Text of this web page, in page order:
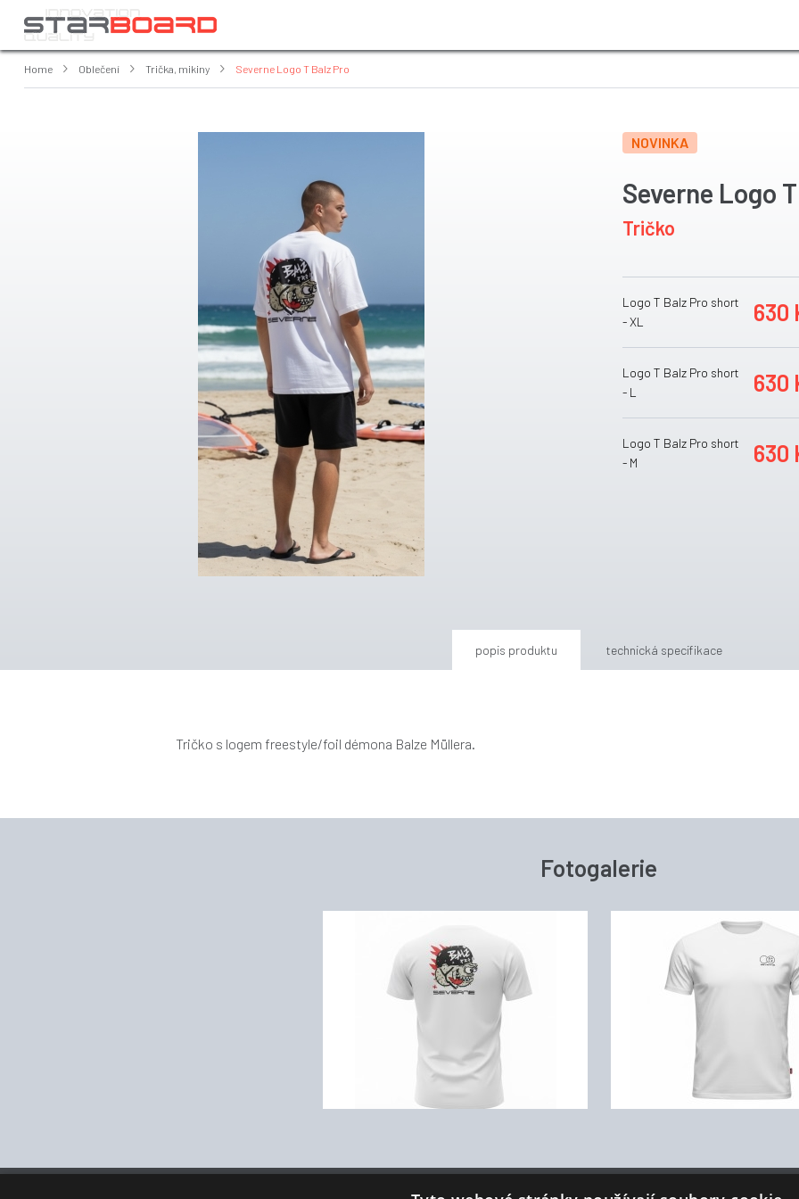
Home Oblečení Trička, mikiny Severne Logo T Balz Pro
NOVINKA
Severne Logo
Tričko
Logo T Balz Pro short
- XL
630
Logo T Balz Pro short
- L
630
Logo T Balz Pro short
- M
630
popis produktu technická specifikace
Tričko s logem freestyle/foil démona Balze Müllera.
Fotogalerie